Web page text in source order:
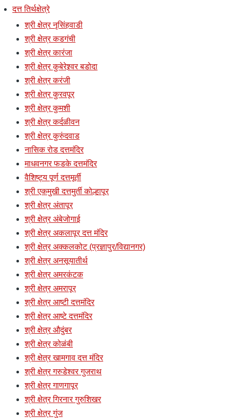
दत्त तिर्थक्षेत्रे
श्री क्षेत्र नृसिंहवाडी
श्री क्षेत्र कडगंची
श्री क्षेत्र कारंजा
श्री क्षेत्र कुबेरेश्र्वर बडोदा
श्री क्षेत्र करंजी
श्री क्षेत्र कुरवपूर
श्री क्षेत्र कुमशी
श्री क्षेत्र कर्दळीवन
श्री क्षेत्र कुरुंदवाड
नासिक रोड दत्तमंदिर
माधवनगर फडके दत्तमंदिर
वैशिष्ट्य पूर्ण दत्तमूर्ती
श्री एकमुखी दत्तमुर्ती कोल्हापूर
श्री क्षेत्र अंतापूर
श्री क्षेत्र अंबेजोगाई
श्री क्षेत्र अकलापूर दत्त मंदिर
श्री क्षेत्र अक्कलकोट (प्रज्ञापुर/विद्यानगर)
श्री क्षेत्र अनसूयातीर्थ
श्री क्षेत्र अमरकंटक
श्री क्षेत्र अमरापूर
श्री क्षेत्र आष्टी दत्तमंदिर
श्री क्षेत्र आष्टे दत्तमंदिर
श्री क्षेत्र औदुंबर
श्री क्षेत्र कोळंबी
श्री क्षेत्र खामगाव दत्त मंदिर
श्री क्षेत्र गरुडेश्वर गुजराथ
श्री क्षेत्र गाणगापूर
श्री क्षेत्र गिरनार गुरुशिखर
श्री क्षेत्र गुंज